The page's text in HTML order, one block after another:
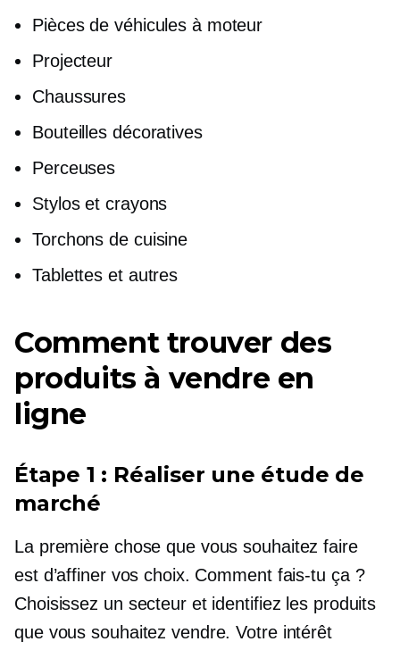
Pièces de véhicules à moteur
Projecteur
Chaussures
Bouteilles décoratives
Perceuses
Stylos et crayons
Torchons de cuisine
Tablettes et autres
Comment trouver des
produits à vendre en
ligne
Étape 1 : Réaliser une étude de
marché
La première chose que vous souhaitez faire
est d’affiner vos choix. Comment fais-tu ça ?
Choisissez un secteur et identifiez les produits
que vous souhaitez vendre. Votre intérêt